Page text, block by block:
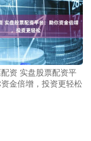
资 实盘股票配资平
金倍增，投资更轻松